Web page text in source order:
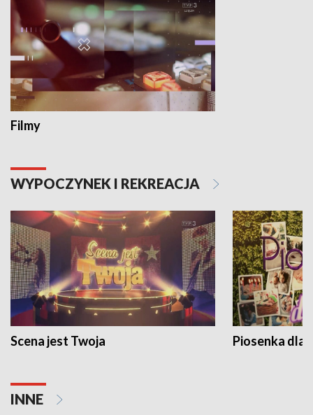
Filmy
WYPOCZYNEK I REKREACJA
Scena jest Twoja Piosenka dla
INNE